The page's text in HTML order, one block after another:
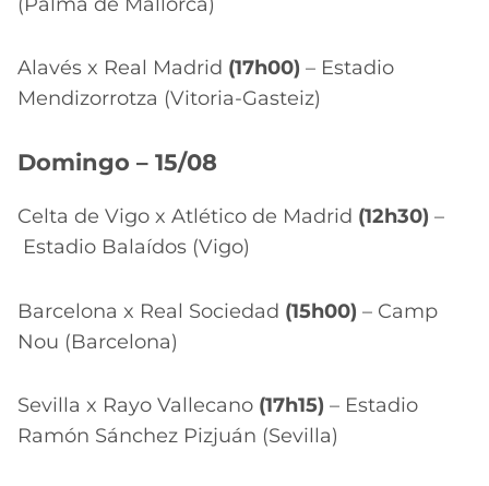
Alavés x Real Madrid (17h00) – Estadio
Mendizorrotza (Vitoria-Gasteiz)
Domingo – 15/08
Celta de Vigo x Atlético de Madrid (12h30) –
Estadio Balaídos (Vigo)
Barcelona x Real Sociedad (15h00) – Camp
Nou (Barcelona)
Sevilla x Rayo Vallecano (17h15) – Estadio
Ramón Sánchez Pizjuán (Sevilla)